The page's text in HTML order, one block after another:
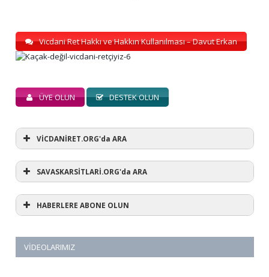
Vicdani Ret Hakkı ve Hakkın Kullanılması – Davut Erkan
ÜYE OLUN DESTEK OLUN
VİCDANİRET.ORG'da ARA
SAVASKARSİTLARİ.ORG'da ARA
HABERLERE ABONE OLUN
VIDEOLARIMIZ